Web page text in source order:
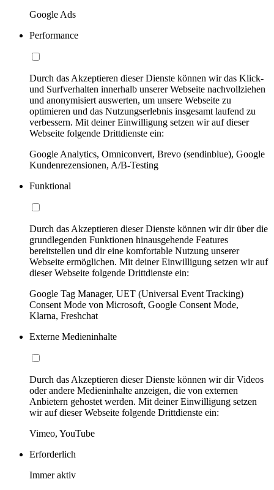
Google Ads
Performance
Durch das Akzeptieren dieser Dienste können wir das Klick-
und Surfverhalten innerhalb unserer Webseite nachvollziehen
und anonymisiert auswerten, um unsere Webseite zu
optimieren und das Nutzungserlebnis insgesamt laufend zu
verbessern. Mit deiner Einwilligung setzen wir auf dieser
Webseite folgende Drittdienste ein:
Google Analytics, Omniconvert, Brevo (sendinblue), Google
Kundenrezensionen, A/B-Testing
Funktional
Durch das Akzeptieren dieser Dienste können wir dir über die
grundlegenden Funktionen hinausgehende Features
bereitstellen und dir eine komfortable Nutzung unserer
Webseite ermöglichen. Mit deiner Einwilligung setzen wir auf
dieser Webseite folgende Drittdienste ein:
Google Tag Manager, UET (Universal Event Tracking)
Consent Mode von Microsoft, Google Consent Mode,
Klarna, Freshchat
Externe Medieninhalte
Durch das Akzeptieren dieser Dienste können wir dir Videos
oder andere Medieninhalte anzeigen, die von externen
Anbietern gehostet werden. Mit deiner Einwilligung setzen
wir auf dieser Webseite folgende Drittdienste ein:
Vimeo, YouTube
Erforderlich
Immer aktiv